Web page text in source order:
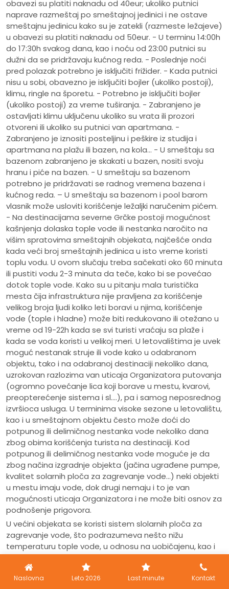
obavezi su platiti naknadu od 40eur; ukoliko putnici
naprave razmeštaj po smeštajnoj jedinici i ne ostave
smeštajnu jedinicu kako su je zatekli (razmeste ležajeve)
u obavezi su platiti naknadu od 50eur. - U terminu 14:00h
do 17:30h svakog dana, kao i noću od 23:00 putnici su
dužni da se pridržavaju kućnog reda. - Poslednje noći
pred polazak potrebno je isključiti frižider. - Kada putnici
nisu u sobi, obavezno je isključiti bojler (ukoliko postoji),
klimu, ringle na šporetu. - Potrebno je isključiti bojler
(ukoliko postoji) za vreme tuširanja. - Zabranjeno je
ostavljati klimu uključenu ukoliko su vrata ili prozori
otvoreni ili ukoliko su putnici van apartmana. -
Zabranjeno je iznositi posteljinu i peškire iz studija i
apartmana na plažu ili bazen, na kola... - U smeštaju sa
bazenom zabranjeno je skakati u bazen, nositi svoju
hranu i piće na bazen. - U smeštaju sa bazenom
potrebno je pridržavati se radnog vremena bazena i
kućnog reda. – U smeštaju sa bazenom i pool barom
vlasnik može usloviti korišćenje ležaljki naručenim pićem.
- Na destinacijama severne Grčke postoji mogućnost
kašnjenja dolaska tople vode ili nestanka naročito na
višim spratovima smeštajnih objekata, najčešće onda
kada veći broj smeštajnih jedinica u isto vreme koristi
toplu vodu. U ovom slučaju treba sačekati oko 60 minuta
ili pustiti vodu 2-3 minuta da teče, kako bi se povećao
dotok tople vode. Kako su u pitanju mala turistička
mesta čija infrastruktura nije pravljena za korišćenje
velikog broja ljudi koliko leti boravi u njima, korišćenje
vode (tople i hladne) može biti redukovano ili otežano u
vreme od 19-22h kada se svi turisti vraćaju sa plaže i
kada se voda koristi u velikoj meri. U letovalištima je uvek
moguć nestanak struje ili vode kako u odabranom
objektu, tako i na odabranoj destinaciji nekoliko dana,
uzrokovan razlozima van uticaja Organizatora putovanja
(ogromno povećanje lica koji borave u mestu, kvarovi,
preopterećenje sistema i sl.…), pa i samog neposrednog
izvršioca usluga. U terminima visoke sezone u letovalištu,
kao i u smeštajnom objektu često može doći do
potpunog ili delimičnog nestanka vode nekoliko dana
zbog obima korišćenja turista na destinaciji. Kod
potpunog ili delimičnog nestanka vode moguće je da
zbog načina izgradnje objekta (jačina ugrađene pumpe,
kvalitet solarnih ploča za zagrevanje vode…) neki objekti
u mestu imaju vode, dok drugi nemaju i to je van
mogućnosti uticaja Organizatora i ne može biti osnov za
podnošenje prigovora.
U većini objekata se koristi sistem slolarnih ploča za
zagrevanje vode, što podrazumeva nešto nižu
temperaturu tople vode, u odnosu na uobičajenu, kao i
manji pritisak tople vode ili nestanak vode u određenim
periodima dana, a u odnosu na kapacitet objekta. U
nekim slučajevima potrebno je pustiti vodu da teče neko
Naslovna Leto 2026 Last minute Kontakt